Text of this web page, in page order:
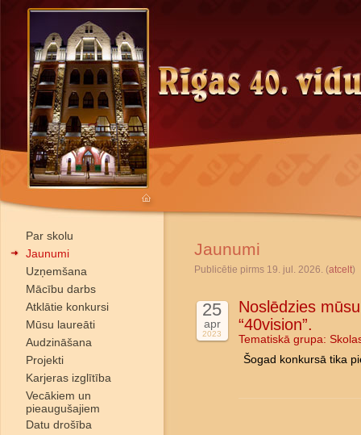
Par skolu
Jaunumi
Uzņemšana
Mācību darbs
Atklātie konkursi
Mūsu laureāti
Audzināšana
Projekti
Karjeras izglītība
Vecākiem un
pieaugušajiem
Datu drošība
Jaunumi
Publicētie pirms 19. jul. 2026. (atcelt)
25
apr
2023
Noslēdzies
“40vision”.
Tematiskā grupa:
Šogad konkursā tika